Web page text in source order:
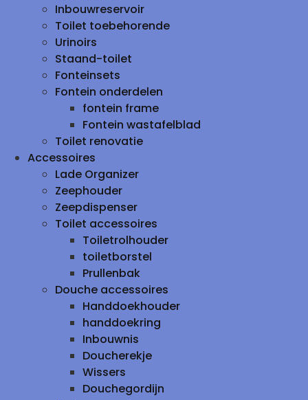
Inbouwreservoir
Toilet toebehorende
Urinoirs
Staand-toilet
Fonteinsets
Fontein onderdelen
fontein frame
Fontein wastafelblad
Toilet renovatie
Accessoires
Lade Organizer
Zeephouder
Zeepdispenser
Toilet accessoires
Toiletrolhouder
toiletborstel
Prullenbak
Douche accessoires
Handdoekhouder
handdoekring
Inbouwnis
Doucherekje
Wissers
Douchegordijn